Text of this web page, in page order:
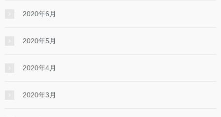
2020年6月
2020年5月
2020年4月
2020年3月